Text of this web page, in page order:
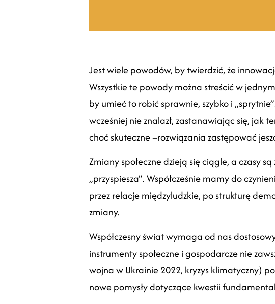
Jest wiele powodów, by twierdzić, że
Wszystkie te powody można streścić w
by umieć to robić sprawnie, szybko i
wcześniej nie znalazł, zastanawiając się, jak
choć skuteczne –rozwiązania zastępować
Zmiany społeczne dzieją się ciągle, a czasy
„przyspiesza”. Współcześnie mamy do
przez relacje międzyludzkie, po strukturę
zmiany.
Współczesny świat wymaga od nas
instrumenty społeczne i gospodarcze nie
wojna w Ukrainie 2022, kryzys klimatyczny)
nowe pomysły dotyczące kwestii